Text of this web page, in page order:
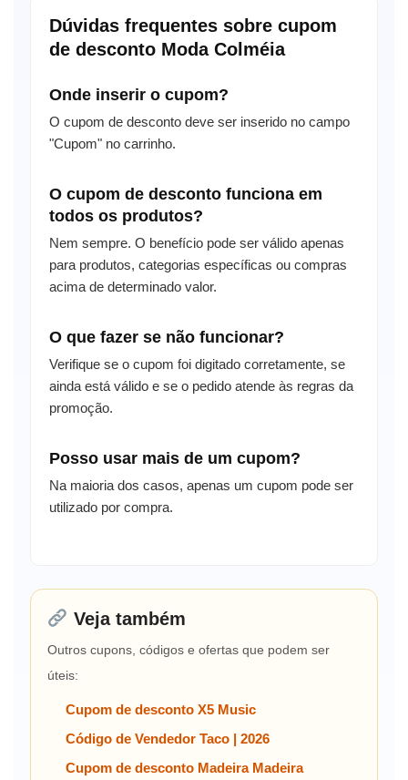
Dúvidas frequentes sobre cupom
de desconto Moda Colméia
Onde inserir o cupom?
O cupom de desconto deve ser inserido no campo
"Cupom" no carrinho.
O cupom de desconto funciona em
todos os produtos?
Nem sempre. O benefício pode ser válido apenas
para produtos, categorias específicas ou compras
acima de determinado valor.
O que fazer se não funcionar?
Verifique se o cupom foi digitado corretamente, se
ainda está válido e se o pedido atende às regras da
promoção.
Posso usar mais de um cupom?
Na maioria dos casos, apenas um cupom pode ser
utilizado por compra.
Veja também
Outros cupons, códigos e ofertas que podem ser
úteis:
Cupom de desconto X5 Music
Código de Vendedor Taco | 2026
Cupom de desconto Madeira Madeira